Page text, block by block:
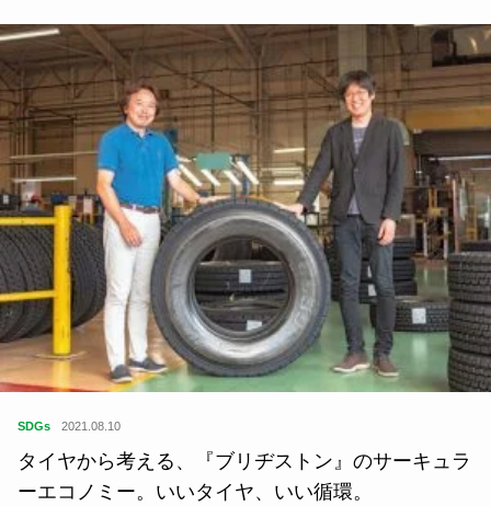
SDGs 2021.08.10
タイヤから考える、『ブリヂストン』のサーキュラ
ーエコノミー。いいタイヤ、いい循環。